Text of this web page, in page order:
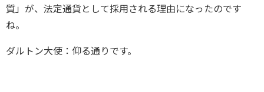
質」が、法定通貨として採用される理由になったのです
ね。
ダルトン大使：仰る通りです。